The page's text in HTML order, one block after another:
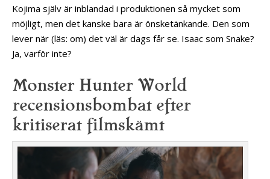
Kojima själv är inblandad i produktionen så mycket som
möjligt, men det kanske bara är önsketänkande. Den som
lever när (läs: om) det väl är dags får se. Isaac som Snake?
Ja, varför inte?
Monster Hunter World
recensionsbombat efter
kritiserat filmskämt